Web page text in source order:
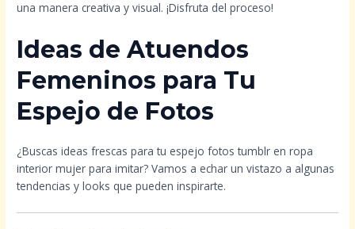
una manera creativa y visual. ¡Disfruta del proceso!
Ideas de Atuendos
Femeninos para Tu
Espejo de Fotos
¿Buscas ideas frescas para tu espejo fotos tumblr en ropa
interior mujer para imitar? Vamos a echar un vistazo a algunas
tendencias y looks que pueden inspirarte.